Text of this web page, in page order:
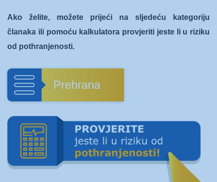
Ako želite, možete prijeći na sljedeću kategoriju
članaka ili pomoću kalkulatora provjeriti jeste li u riziku
od pothranjenosti.
Prehrana